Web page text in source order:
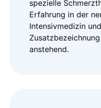
spezielle
Erfahrung in der
Intensivmedizin
anstehend.